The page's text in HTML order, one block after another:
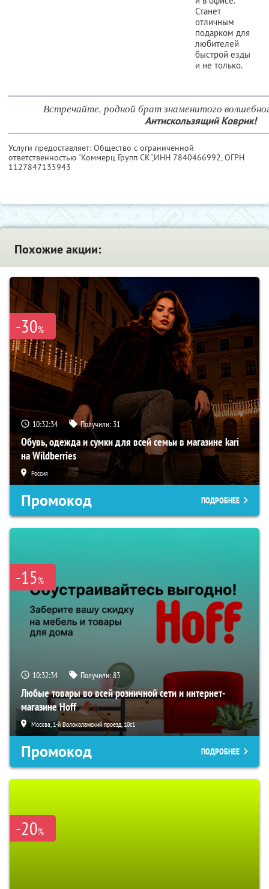
Станет
отличным
подарком для
любителей
быстрой езды
и не только.
Встречайте, родной брат знаменитого
Антискользящий Коврик!
Услуги предоставляет: Общество с ограниченной
ответственностью "Коммерц Групп СК",ИНН 7840466992 , ОГРН
1127847135943
Похожие акции:
-30%
10:32:33 Получили: 31
Обувь, одежда и сумки для всей семьи в магазине kari
на Wildberries
Россия
Промокод ПОДРОБНЕЕ
-15%
10:32:33 Получили:83
Любые товары во всей розничной сети и интернет-
магазине Hoff
Москва, 1-й Волоколамский проезд, 10с1
Промокод ПОДРОБНЕЕ
-20%